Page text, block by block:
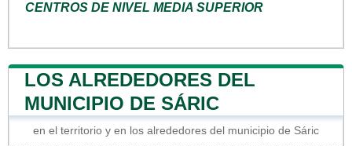
CENTROS DE NIVEL MEDIA SUPERIOR
LOS ALREDEDORES DEL
MUNICIPIO DE SÁRIC
en el territorio y en los alrededores del municipio de Sáric